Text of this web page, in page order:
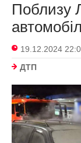
Поблизу
19.12.2024
ДТП